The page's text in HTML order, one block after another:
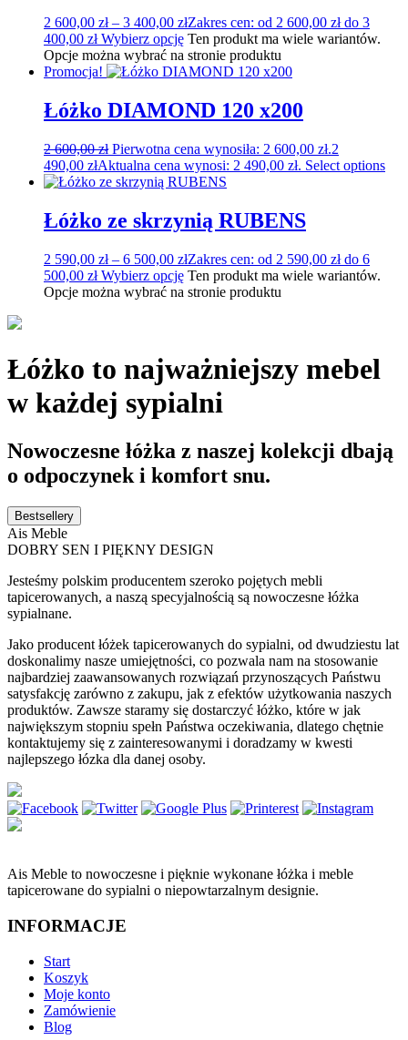
2 600,00 zł – 3 400,00 złZakres cen: od 2 600,00 zł do 3
400,00 zł Wybierz opcję Ten produkt ma wiele wariantów.
Opcje można wybrać na stronie produktu
Promocja!
Łóżko DIAMOND 120 x200
2 600,00zł Pierwotna cena wynosiła: 2 600,00 zł.2
490,00 złAktualna cena wynosi: 2 490,00 zł. Select options
Łóżko ze skrzynią RUBENS
2 590,00 zł – 6 500,00 złZakres cen: od 2 590,00 zł do 6
500,00 zł Wybierz opcję Ten produkt ma wiele wariantów.
Opcje można wybrać na stronie produktu
Łóżko to najważniejszy mebel
w każdej sypialni
Nowoczesne łóżka z naszej kolekcji dbają
o odpoczynek i komfort snu.
Bestsellery
Ais Meble
DOBRY SEN I PIĘKNY DESIGN
Jesteśmy polskim producentem szeroko pojętych mebli
tapicerowanych, a naszą specyjalnością są nowoczesne łóżka
sypialnane.
Jako producent łóżek tapicerowanych do sypialni, od dwudziestu lat
doskonalimy nasze umiejętności, co pozwala nam na stosowanie
najbardziej zaawansowanych rozwiązań przynoszących Państwu
satysfakcję zarówno z zakupu, jak z efektów użytkowania naszych
produktów. Zawsze staramy się dostarczyć łóżko, które w jak
największym stopniu spełn Państwa oczekiwania, dlatego chętnie
kontaktujemy się z zainteresowanymi i doradzamy w kwesti
najlepszego łózka dla danej osoby.
Ais Meble to nowoczesne i pięknie wykonane łóżka i meble
tapicerowane do sypialni o niepowtarzalnym designie.
INFORMACJE
Start
Koszyk
Moje konto
Zamówienie
Blog